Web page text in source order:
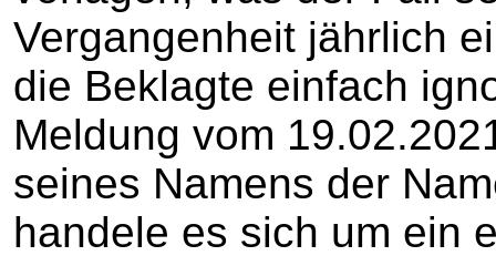
Vergangenheit jährlich
die Beklagte einfach
Meldung vom
seines Namens der
handele es sich um ein